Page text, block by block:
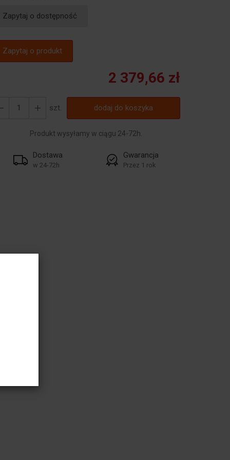
Zapytaj o dostępność
Zapytaj o produkt
2 379,66 zł
szt. dodaj do koszyka
Produkt wysyłamy w ciągu 24-72h.
Dostawa
w 24-72h
Gwarancja
Przez 1 rok